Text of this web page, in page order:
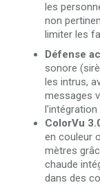
les
non
limiter les
Défense
sonore
les intrus,
messages
l'intégration
ColorVu
en couleur
mètres
chaude
dans des